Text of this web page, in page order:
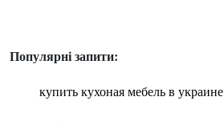
Популярні запити:
купить кухоная мебель в украине